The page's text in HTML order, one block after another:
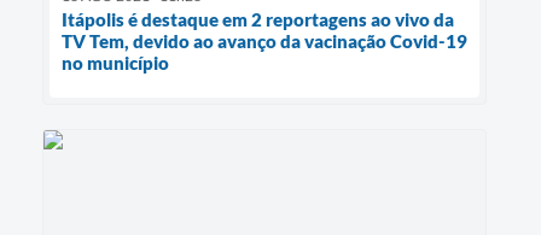
Itápolis é destaque em 2 reportagens ao vivo da
TV Tem, devido ao avanço da vacinação Covid-19
no município